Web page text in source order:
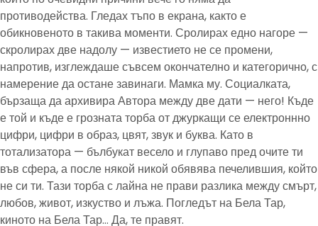
противодейства. Гледах тъпо в екрана, както е
обикновеното в такива моменти. Сролирах едно нагоре —
скролирах две надолу — известието не се промени,
напротив, изглеждаше съвсем окончателно и категорично, с
намерение да остане завинаги. Мамка му. Социалката,
бързаща да архивира Автора между две дати — него! Къде
е той и къде е грозната торба от джуркащи се електроннно
цифри, цифри в образ, цвят, звук и буква. Като в
тотализатора — бълбукат весело и глупаво пред очите ти
във сфера, а после някой никой обявява печелившия, който
не си ти. Тази торба с лайна не прави разлика между смърт,
любов, живот, изкуство и лъжа. Погледът на Бела Тар,
киното на Бела Тар… Да, те правят.